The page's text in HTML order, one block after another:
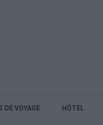
DE VOYAGE HÔTEL